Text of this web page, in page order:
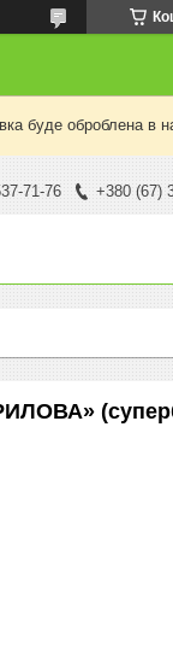
буде оброблена в
71-76 +380 (67)